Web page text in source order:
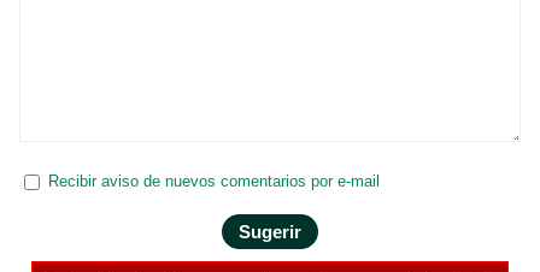
Recibir aviso de nuevos comentarios por e-mail